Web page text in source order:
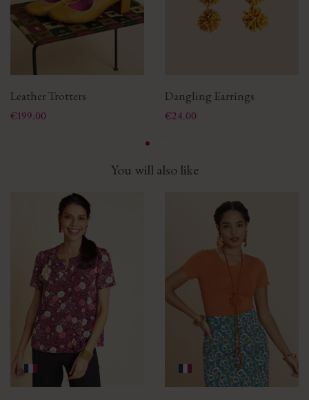
Leather Trotters
Price
€199.00
Dangling Earrings
Price
€24.00
You will also like